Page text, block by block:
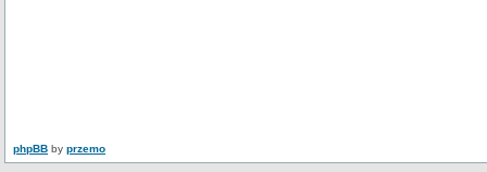
phpBB by przemo